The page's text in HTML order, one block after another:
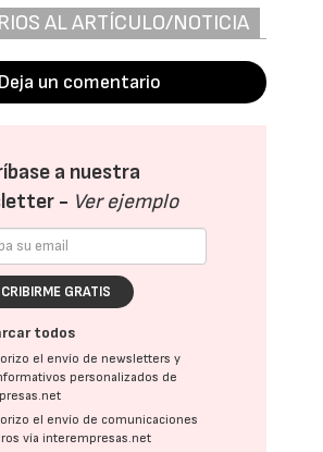
AL ARTÍCULO/NOTICIA
Deja un comentario
a nuestra
- Ver ejemplo
GRATIS
todos
el envío de newsletters y
personalizados de
el envío de comunicaciones
vía interempresas.net